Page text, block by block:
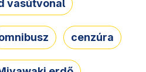
vasútvonal
cenzúra